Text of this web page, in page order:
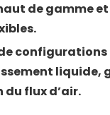
de gamme
liquide,
flux d’air.